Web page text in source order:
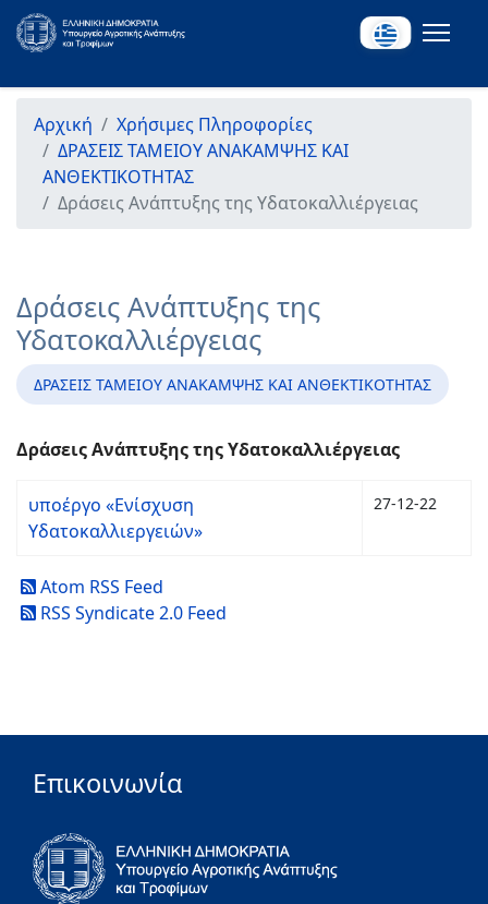
Αρχική
Χρήσιμες Πληροφορίες
ΔΡΑΣΕΙΣ ΤΑΜΕΙΟΥ ΑΝΑΚΑΜΨΗΣ ΚΑΙ
ΑΝΘΕΚΤΙΚΟΤΗΤΑΣ
Δράσεις Ανάπτυξης της Υδατοκαλλιέργειας
Δράσεις Ανάπτυξης της
Υδατοκαλλιέργειας
ΔΡΑΣΕΙΣ ΤΑΜΕΙΟΥ ΑΝΑΚΑΜΨΗΣ ΚΑΙ ΑΝΘΕΚΤΙΚΟΤΗΤΑΣ
Δράσεις Ανάπτυξης της Υδατοκαλλιέργειας
υποέργο «Ενίσχυση
Υδατοκαλλιεργειών»
27-12-22
Atom RSS Feed
RSS Syndicate 2.0 Feed
Επικοινωνία